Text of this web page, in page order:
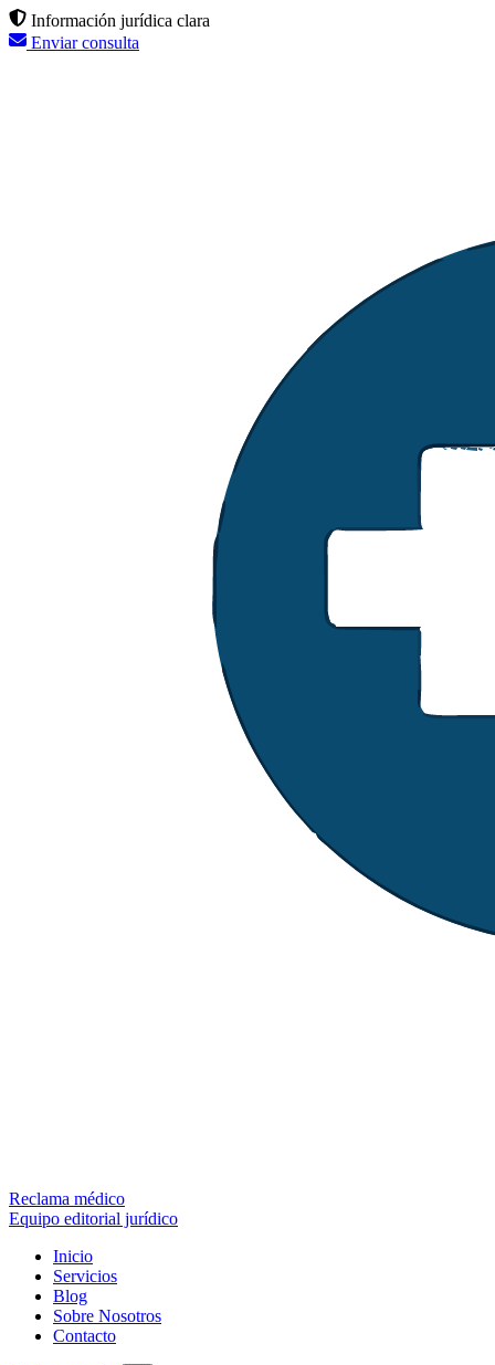
Información jurídica clara
Enviar consulta
Reclama médico
Equipo editorial jurídico
Inicio
Servicios
Blog
Sobre Nosotros
Contacto